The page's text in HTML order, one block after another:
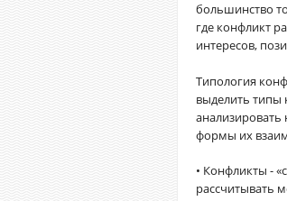
большинство
где конфликт
интересов,
Типология
выделить типы
формы их
• Конфликты -
рассчитывать